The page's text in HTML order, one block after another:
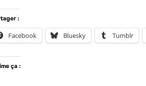
:
Facebook Bluesky Tumblr
ça :